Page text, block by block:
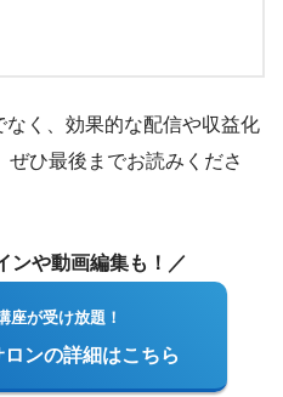
く、効果的な配信や収益化
ひ最後までお読みくださ
ンや動画編集も！／
座が受け放題！
ンの詳細はこちら